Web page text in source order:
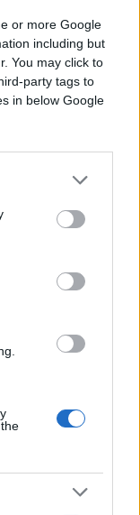
or more Google
including but
You may click to
party tags to
in below Google
to smo